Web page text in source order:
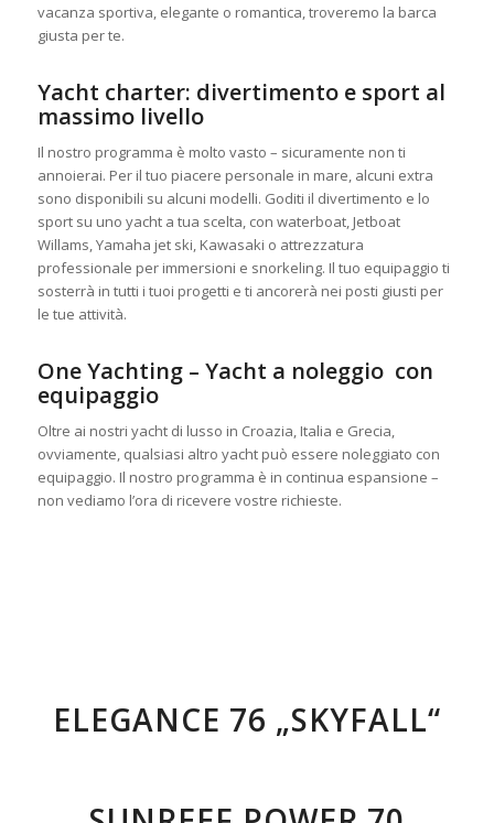
vacanza sportiva, elegante o romantica, troveremo la barca
giusta per te.
Yacht charter: divertimento e sport al
massimo livello
Il nostro programma è molto vasto – sicuramente non ti
annoierai. Per il tuo piacere personale in mare, alcuni extra
sono disponibili su alcuni modelli. Goditi il ​​divertimento e lo
sport su uno yacht a tua scelta, con waterboat, Jetboat
Willams, Yamaha jet ski, Kawasaki o attrezzatura
professionale per immersioni e snorkeling. Il tuo equipaggio ti
sosterrà in tutti i tuoi progetti e ti ancorerà nei posti giusti per
le tue attività.
One Yachting – Yacht a noleggio con
equipaggio
Oltre ai nostri yacht di lusso in Croazia, Italia e Grecia,
ovviamente, qualsiasi altro yacht può essere noleggiato con
equipaggio. Il nostro programma è in continua espansione –
non vediamo l’ora di ricevere vostre richieste.
ELEGANCE 76 „SKYFALL“